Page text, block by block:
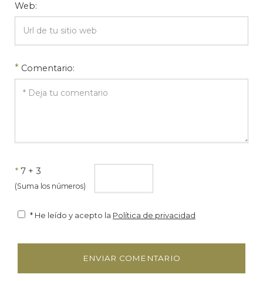
Web:
* Comentario:
* 7 + 3
(Suma los números)
* He leído y acepto la Política de privacidad